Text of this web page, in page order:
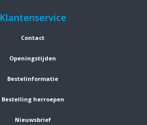
Klantenservice
Contact
Openingstijden
Bestelinformatie
Bestelling herroepen
Nieuwsbrief